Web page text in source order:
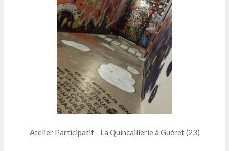
Atelier Participatif - La Quincaillerie à Guéret (23)